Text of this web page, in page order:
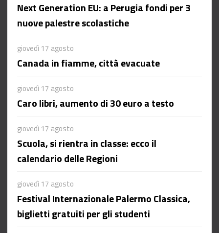
Next Generation EU: a Perugia fondi per 3
nuove palestre scolastiche
giovedì 17 agosto
Canada in fiamme, città evacuate
giovedì 17 agosto
Caro libri, aumento di 30 euro a testo
giovedì 17 agosto
Scuola, si rientra in classe: ecco il
calendario delle Regioni
giovedì 17 agosto
Festival Internazionale Palermo Classica,
biglietti gratuiti per gli studenti